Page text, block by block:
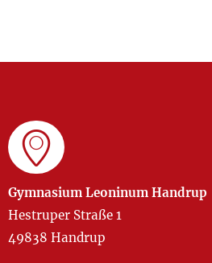
Gymnasium Leoninum Handrup
Hestruper Straße 1
49838 Handrup